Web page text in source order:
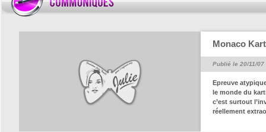
Monaco
Publié le 20/11/07
Epreuve
le monde du
c’est surtout
réellement